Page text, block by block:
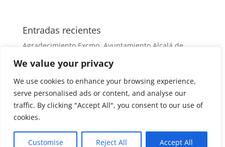
We value your privacy
We use cookies to enhance your browsing experience,
serve personalised ads or content, and analyse our
traffic. By clicking "Accept All", you consent to our use of
cookies.
Customise Reject All Accept All
k
Entradas recientes
Agradecimiento Excmo. Ayuntamiento Alcalá de
Henares
Crónica Nº14. 22/05-28/05
Crónica Nº13. 08/05-21/05.